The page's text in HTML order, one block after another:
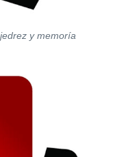
y memoría